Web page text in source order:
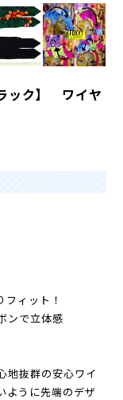
ック】 ワイヤ
ィット！
ンで立体感
地抜群の安心ワイ
ように先端のデザ